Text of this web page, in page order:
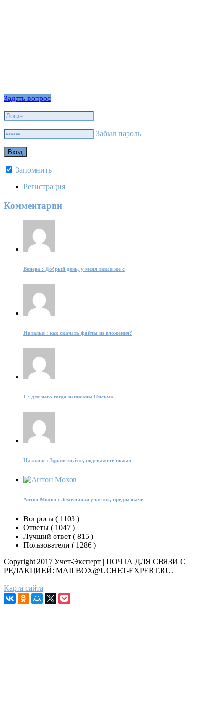
Задать вопрос
Забыл пароль
Запомнить
Регистрация
Комментарии
Венера : Добрый день, у меня такая же с
Наталья : как скачать файлы из вложения?
1 : для чего тогда написаны Письма
Наталья : Здравствуйте, подскажите пожал
Антон Мохов : Земельный участок, предназначе
Вопросы ( 1103 )
Ответы ( 1047 )
Лучший ответ ( 815 )
Пользователи ( 1286 )
Copyright 2017 Учет-Эксперт | ПОЧТА ДЛЯ СВЯЗИ С
РЕДАКЦИЕЙ: MAILBOX@UCHET-EXPERT.RU.
Карта сайта